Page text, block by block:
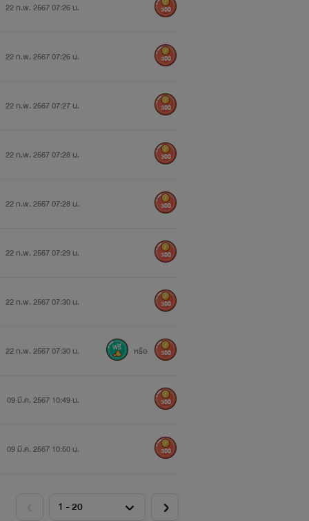
22 ก.พ. 2567 07:26 น. 300
22 ก.พ. 2567 07:26 น. 300
22 ก.พ. 2567 07:27 น. 300
22 ก.พ. 2567 07:28 น. 300
22 ก.พ. 2567 07:28 น. 300
22 ก.พ. 2567 07:29 น. 300
22 ก.พ. 2567 07:30 น. 300
22 ก.พ. 2567 07:30 น. หรือ 300
09 มี.ค. 2567 10:49 น. 300
09 มี.ค. 2567 10:50 น. 300